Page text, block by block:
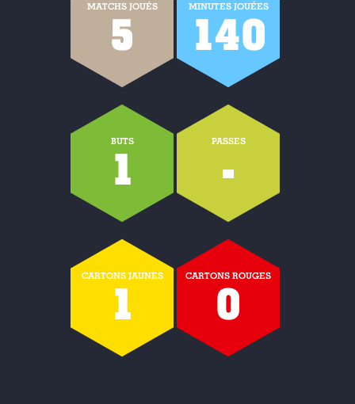
MATCHS JOUÉS
5
MINUTES JOUÉES
140
BUTS
1
PASSES
-
CARTONS JAUNES
1
CARTONS ROUGES
0